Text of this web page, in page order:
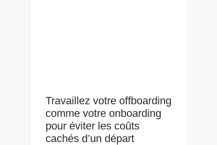
Travaillez votre offboarding
comme votre onboarding
pour éviter les coûts
cachés d’un départ